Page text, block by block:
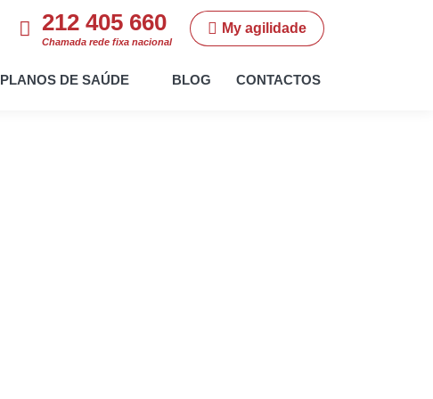
212 405 660
Chamada rede fixa nacional
My agilidade
PLANOS DE SAÚDE BLOG CONTACTOS